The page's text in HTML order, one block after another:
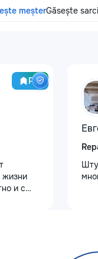
meșterGăsește
Pro
жизни
и с